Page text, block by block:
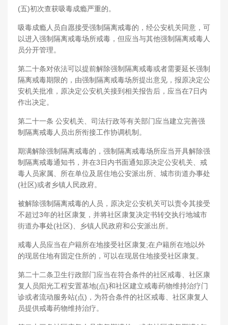
(五)初次查获吸毒成瘾严重的。
吸毒成瘾人员自愿接受强制隔离戒毒的，经公安机关同意，可
以进入强制隔离戒毒场所戒毒，但应当与其他强制隔离戒毒人
员分开管理。
第二十条对依法可以提前解除强制隔离戒毒或者需要延长强制
隔离戒毒期限的，由强制隔离戒毒场所提出意见，报原决定公
安机关批准，原决定公安机关接到相关报告后，应当在7日内
作出决定。
第二十一条 公安机关、司法行政等有关部门应当建立完善强
制隔离戒毒人员出所衔接工作协调机制。
期满解除强制隔离戒毒的，强制隔离戒毒场所应当开具解除强
制隔离戒毒通知书，并在3日内书面通知原决定公安机关、戒
毒人员家属、所在单位及居住地公安派出所、城市街道办事处
(社区)或者乡镇人民政府。
被解除强制隔离戒毒的人员，原决定公安机关可以责令其接受
不超过3年的社区康复，并将社区康复决定书转交执行地城市
街道办事处(社区)、乡镇人民政府和公安派出所。
戒毒人员应当在户籍所在地接受社区康复;在户籍所在地以外
的现居住地有固定住所的，可以在现居住地接受社区康复。
第二十二条卫生行政部门应当在符合条件的社区戒毒、社区康
复人员阳光工程安置基地(点)和社区建立戒毒药物维持治疗门
诊或者流动服务站(点)，为符合条件的社区戒毒、社区康复人
员提供戒毒药物维持治疗。